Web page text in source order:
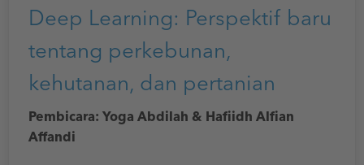
Deep Learning: Perspektif baru
tentang perkebunan,
kehutanan, dan pertanian
Pembicara: Yoga Abdilah & Hafiidh Alfian
Affandi